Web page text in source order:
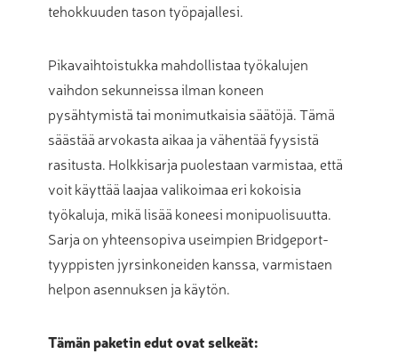
tehokkuuden tason työpajallesi.
Pikavaihtoistukka mahdollistaa työkalujen
vaihdon sekunneissa ilman koneen
pysähtymistä tai monimutkaisia säätöjä. Tämä
säästää arvokasta aikaa ja vähentää fyysistä
rasitusta. Holkkisarja puolestaan varmistaa, että
voit käyttää laajaa valikoimaa eri kokoisia
työkaluja, mikä lisää koneesi monipuolisuutta.
Sarja on yhteensopiva useimpien Bridgeport-
tyyppisten jyrsinkoneiden kanssa, varmistaen
helpon asennuksen ja käytön.
Tämän paketin edut ovat selkeät: